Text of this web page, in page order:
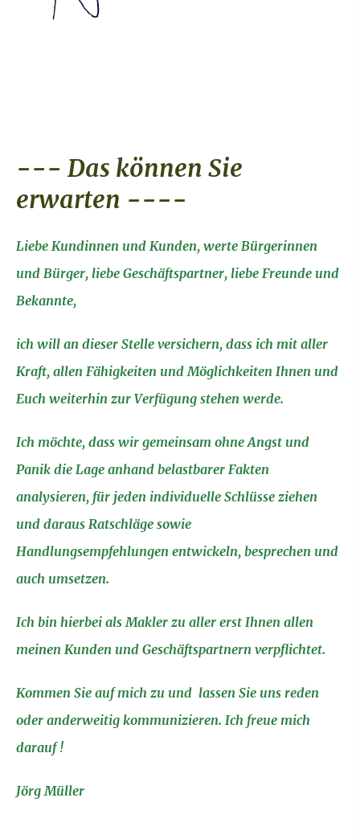
--- Das können Sie
erwarten ----
Liebe Kundinnen und Kunden, werte Bürgerinnen
und Bürger, liebe Geschäftspartner, liebe Freunde und
Bekannte,
ich will an dieser Stelle ver­sichern, dass ich mit aller
Kraft, allen Fähigkeiten und Möglichkeiten Ihnen und
Euch weiterhin zur Verfügung stehen werde.
Ich möchte, dass wir gemeinsam ohne Angst und
Panik die Lage anhand belastbarer Fakten
analysieren, für jeden individuelle Schlüsse ziehen
und daraus Ratschläge sowie
Handlungsempfehlungen entwickeln, besprechen und
auch umsetzen.
Ich bin hierbei als Makler zu aller erst Ihnen allen
meinen Kunden und Geschäftspartnern verpflichtet.
Kommen Sie auf mich zu und lassen Sie uns reden
oder anderweitig kommunizieren. Ich freue mich
darauf !
Jörg Müller